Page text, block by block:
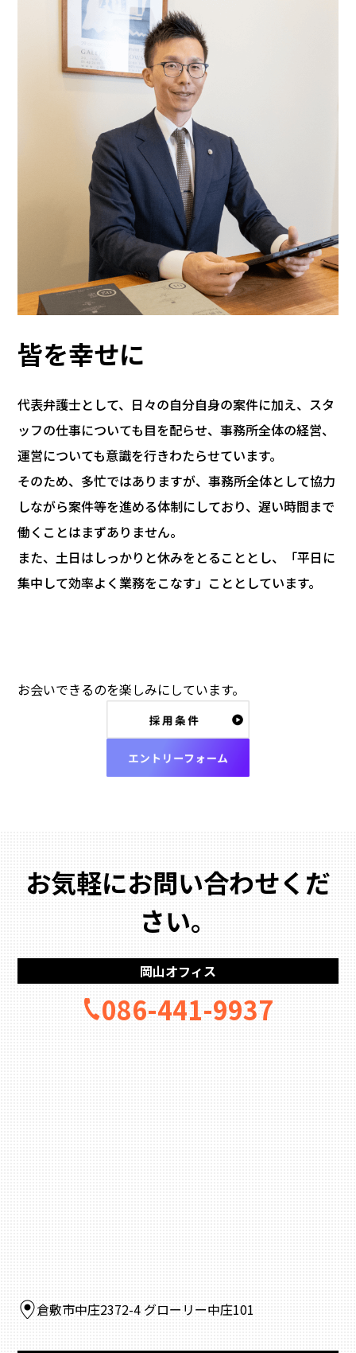
皆を幸せに
代表弁護士として、日々の自分自身の案件に加え、スタ
ッフの仕事についても目を配らせ、事務所全体の経営、
運営についても意識を行きわたらせています。
そのため、多忙ではありますが、事務所全体として協力
しながら案件等を進める体制にしており、遅い時間まで
働くことはまずありません。
また、土日はしっかりと休みをとることとし、「平日に
集中して効率よく業務をこなす」こととしています。
お会いできるのを楽しみにしています。
タ
件
タ
ン
ー
フ
ォ
お気軽にお問い合わせくだ
さい。
岡山オフィス
086-441-9937
倉敷市中庄2372-4 グローリー中庄101